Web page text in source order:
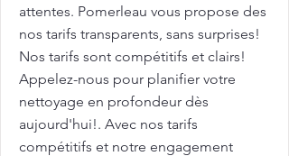
attentes. Pomerleau vous propose des
nos tarifs transparents, sans surprises!
Nos tarifs sont compétitifs et clairs!
Appelez-nous pour planifier votre
nettoyage en profondeur dès
aujourd'hui!. Avec nos tarifs
compétitifs et notre engagement